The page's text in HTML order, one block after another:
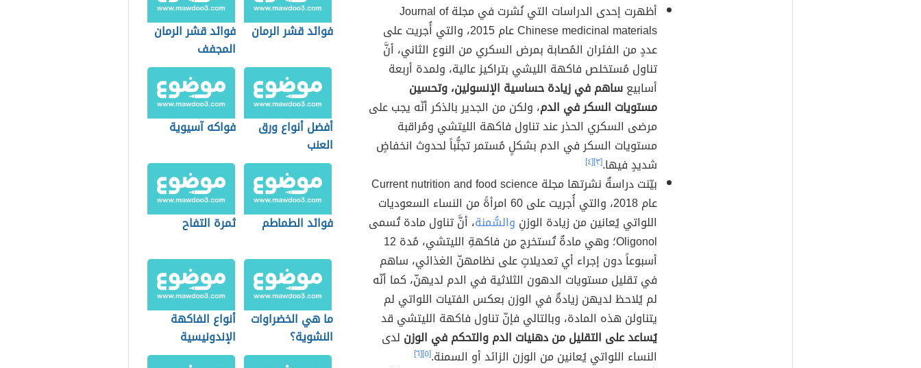
أظهرت إحدى الدراسات التي نُشرت في مجلة Journal of
Chinese medicinal materials عام 2015، والتي أُجريت على
عددٍ من الفئران المُصابة بمرض السكري من النوع الثاني، أنَّ
تناول مُستخلص فاكهة الليشي بتراكيز عالية، ولمدة أربعة
أسابيعساهم في زيادة حساسية الإنسولين، وتحسين
مستويات السكر في الدم، ولكن من الجدير بالذكر أنّه يجب على
مرضى السكري الحذر عند تناول فاكهة الليتشي ومُراقبة
مستويات السكر في الدم بشكلٍ مُستمر تجنُّباً لحدوث انخفاضٍ
شديدٍ فيها.[٣] [٤]
بيّنت دراسةٌ نشرتها مجلة Current nutrition and food science
عام 2018، والتي أُجريت على 60 امرأةً من النساء السعوديات
اللواتي يُعانين من زيادة الوزنِ والسُّمنة، أنَّ تناول مادة تُسمى
Oligonol؛ وهي مادةٌ تُستخرج من فاكهةِ الليتشي، مُدة 12
أسبوعاً دون إجراء أي تعديلاتٍ على نظامهنّ الغذائي، ساهم
في تقليل مستويات الدهون الثلاثية في الدم لديهنّ، كما أنّه
لم يُلاحظ لديهن زيادةٌ في الوزن بعكس الفتيات اللواتي لم
يتناولن هذه المادة، وبالتالي فإنّ تناول فاكهة الليتشي قد
يُساعد على التقليل من دهنيات الدم والتحكم في الوزن لدى
النساء اللواتي يُعانين من الوزن الزائد أو السمنة.[٥] [٦]
فوائد قشر الرمان
فوائد قشر الرمان
المجفف
أفضل أنواع ورق
العنب
فواكه آسيوية
فوائد الطماطم ثمرة التفاح
ما هي الخضراوات
النشوية؟
أنواع الفاكهة
الإندونيسية